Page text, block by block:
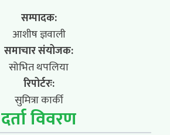
सम्पादक:
आशीष ज्ञवाली
समाचार संयोजक:
सोभित थपलिया
रिपोर्टरः:
सुमित्रा कार्की
दर्ता विवरण